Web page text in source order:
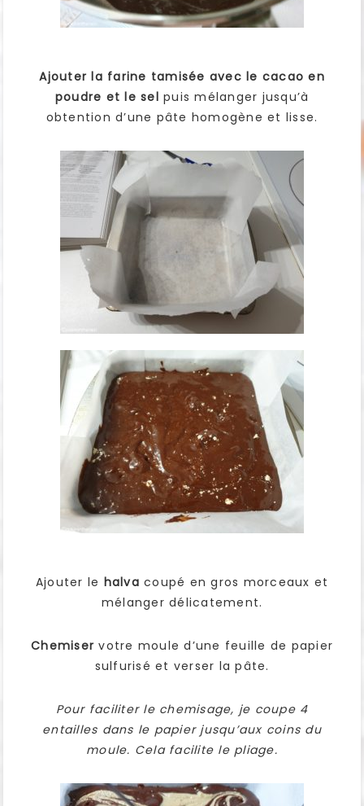
Ajouter la farine tamisée avec le cacao en
poudre et le sel puis mélanger jusqu’à
obtention d’une pâte homogène et lisse.
Ajouter le halva coupé en gros morceaux et
mélanger délicatement.
Chemiser votre moule d’une feuille de papier
sulfurisé et verser la pâte.
Pour faciliter le chemisage, je coupe 4
entailles dans le papier jusqu’aux coins du
moule. Cela facilite le pliage.